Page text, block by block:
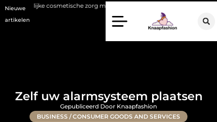
Nieuwe
artikelen
cosmetische zorg met oog voor natuurlijke resultaten
Zelf uw alarmsysteem plaatsen
BUSINESS / CONSUMER GOODS AND SERVICES
Gepubliceerd Door Knaapfashion